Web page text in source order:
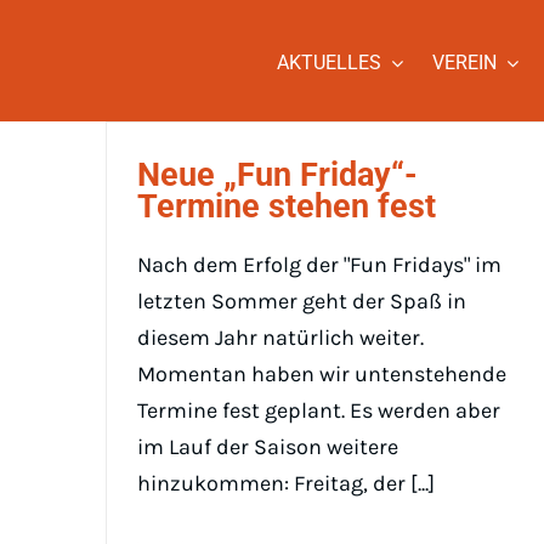
AKTUELLES VEREIN
Neue „Fun Friday“-
Termine stehen fest
Nach dem Erfolg der "Fun Fridays" im
letzten Sommer geht der Spaß in
diesem Jahr natürlich weiter.
Momentan haben wir untenstehende
Termine fest geplant. Es werden aber
im Lauf der Saison weitere
hinzukommen: Freitag, der [...]